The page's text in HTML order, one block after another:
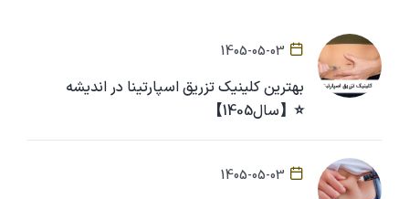
1405-05-03
بهترین کلینیک تزریق اسپارتینا در اندیشه
⭐【سال1405】
1405-05-03